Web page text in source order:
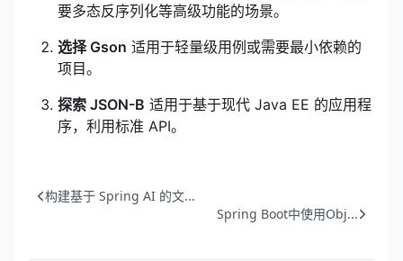
要多态反序列化等高级功能的场景。
选择 Gson 适用于轻量级用例或需要最小依赖的
项目。
探索 JSON-B 适用于基于现代 Java EE 的应用程
序，利用标准 API。
构建基于 Spring AI 的文...
Spring Boot中使用Obj...